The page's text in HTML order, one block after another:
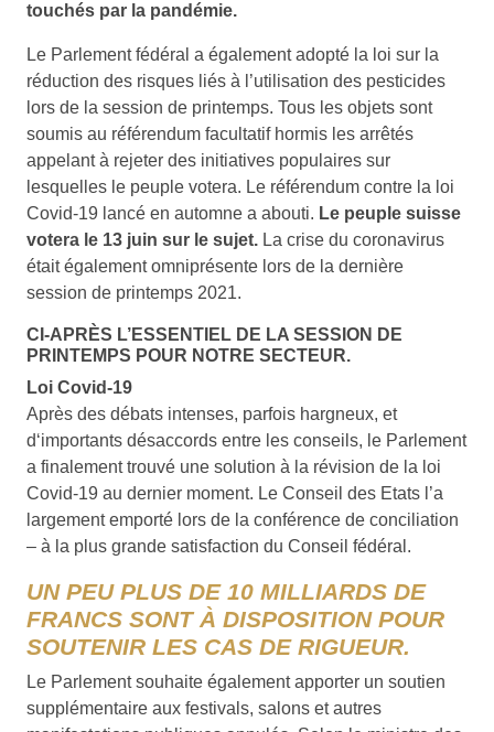
touchés par la pandémie.
Le Parlement fédéral a également adopté la loi sur la
réduction des risques liés à l’utilisation des pesticides
lors de la session de printemps. Tous les objets sont
soumis au référendum facultatif hormis les arrêtés
appelant à rejeter des initiatives populaires sur
lesquelles le peuple votera. Le référendum contre la loi
Covid-19 lancé en automne a abouti. Le peuple suisse
votera le 13 juin sur le sujet. La crise du coronavirus
était également omniprésente lors de la dernière
session de printemps 2021.
CI-APRÈS L’ESSENTIEL DE LA SESSION DE
PRINTEMPS POUR NOTRE SECTEUR.
Loi Covid-19
Après des débats intenses, parfois hargneux, et
d‘importants désaccords entre les conseils, le Parlement
a finalement trouvé une solution à la révision de la loi
Covid-19 au dernier moment. Le Conseil des Etats l’a
largement emporté lors de la conférence de conciliation
– à la plus grande satisfaction du Conseil fédéral.
UN PEU PLUS DE 10 MILLIARDS DE
FRANCS SONT À DISPOSITION POUR
SOUTENIR LES CAS DE RIGUEUR.
Le Parlement souhaite également apporter un soutien
supplémentaire aux festivals, salons et autres